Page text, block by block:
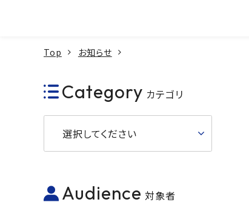
Top お知らせ
Category カテゴリ
選択してください
Audience 対象者